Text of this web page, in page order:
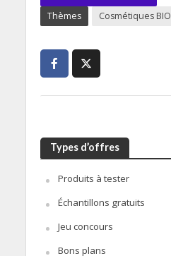
Thèmes Cosmétiques BIO
Types d’offres
Produits à tester
Échantillons gratuits
Jeu concours
Bons plans